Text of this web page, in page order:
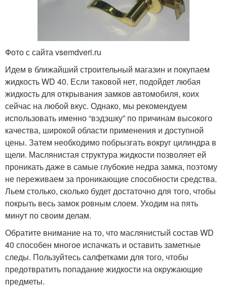
Фото с сайта vsemdveri.ru
Идем в ближайший строительный магазин и покупаем
жидкость WD 40. Если таковой нет, подойдет любая
жидкость для открывания замков автомобиля, коих
сейчас на любой вкус. Однако, мы рекомендуем
использовать именно “вэдэшку” по причинам высокого
качества, широкой области применения и доступной
цены. Затем необходимо побрызгать вокруг цилиндра в
щели. Маслянистая структура жидкости позволяет ей
проникать даже в самые глубокие недра замка, поэтому
не переживаем за проникающие способности средства.
Льем столько, сколько будет достаточно для того, чтобы
покрыть весь замок ровным слоем. Уходим на пять
минут по своим делам.
Обратите внимание на то, что маслянистый состав WD
40 способен многое испачкать и оставить заметные
следы. Пользуйтесь салфетками для того, чтобы
предотвратить попадание жидкости на окружающие
предметы.